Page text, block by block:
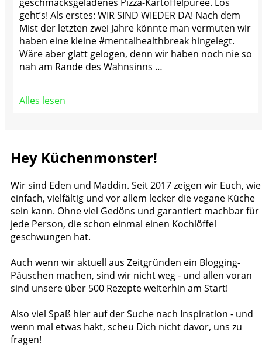
geht’s! Als erstes: WIR SIND WIEDER DA! Nach dem
Mist der letzten zwei Jahre könnte man vermuten wir
haben eine kleine #mentalhealthbreak hingelegt.
Wäre aber glatt gelogen, denn wir haben noch nie so
nah am Rande des Wahnsinns …
Alles lesen
Hey Küchenmonster!
Wir sind Eden und Maddin. Seit 2017 zeigen wir Euch, wie
einfach, vielfältig und vor allem lecker die vegane Küche
sein kann. Ohne viel Gedöns und garantiert machbar für
jede Person, die schon einmal einen Kochlöffel
geschwungen hat.
Auch wenn wir aktuell aus Zeitgründen ein Blogging-
Päuschen machen, sind wir nicht weg - und allen voran
sind unsere über 500 Rezepte weiterhin am Start!
Also viel Spaß hier auf der Suche nach Inspiration - und
wenn mal etwas hakt, scheu Dich nicht davor, uns zu
fragen!